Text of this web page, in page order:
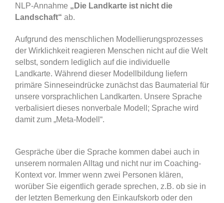
NLP-Annahme „Die Landkarte ist nicht die
Landschaft“ ab.
Aufgrund des menschlichen Modellierungsprozesses
der Wirklichkeit reagieren Menschen nicht auf die Welt
selbst, sondern lediglich auf die individuelle
Landkarte. Während dieser Modellbildung liefern
primäre Sinneseindrücke zunächst das Baumaterial für
unsere vorsprachlichen Landkarten. Unsere Sprache
verbalisiert dieses nonverbale Modell; Sprache wird
damit zum „Meta-Modell“.
Gespräche über die Sprache kommen dabei auch in
unserem normalen Alltag und nicht nur im Coaching-
Kontext vor. Immer wenn zwei Personen klären,
worüber Sie eigentlich gerade sprechen, z.B. ob sie in
der letzten Bemerkung den Einkaufskorb oder den